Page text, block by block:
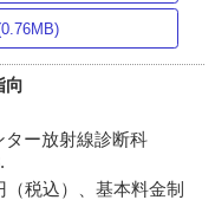
向
ー放射線診断科
税込）、基本料金制